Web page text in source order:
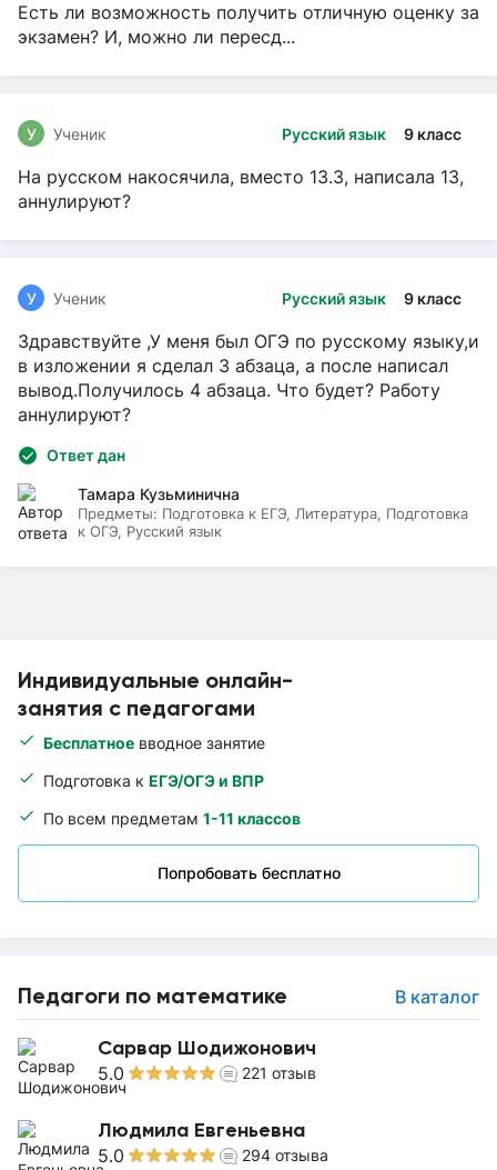
Индивидуальные онлайн-
занятия с педагогами
Бесплатное вводное занятие
Подготовка к ЕГЭ/ОГЭ и ВПР
По всем предметам 1-11 классов
Попробовать бесплатно
Педагоги по математике В каталог
Сарвар Шодижонович
5.0 221 отзыв
Людмила Евгеньевна
5.0 294 отзыва
Есть ли возможность получить отличную оценку за
экзамен? И, можно ли пересд...
Русский язык 9 класс
У Ученик
На русском накосячила, вместо 13.3, написала 13,
аннулируют?
Русский язык 9 класс
У Ученик
Здравствуйте ,У меня был ОГЭ по русскому языку,и
в изложении я сделал 3 абзаца, а после написал
вывод.Получилось 4 абзаца. Что будет? Работу
аннулируют?
Ответ дан
Тамара Кузьминична
Предметы: Подготовка к ЕГЭ, Литература, Подготовка
к ОГЭ, Русский язык